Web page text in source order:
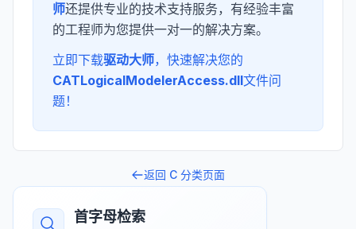
师还提供专业的技术支持服务，有经验丰富
的工程师为您提供一对一的解决方案。
立即下载驱动大师，快速解决您的
CATLogicalModelerAccess.dll文件问
题！
返回 C 分类页面
首字母检索